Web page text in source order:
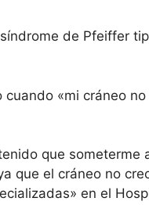
de Pfeiffer
cuando «mi cráneo
que someterme
que el cráneo no
en el